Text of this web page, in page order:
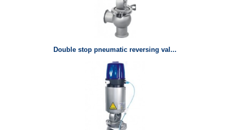
Double stop pneumatic reversing val...